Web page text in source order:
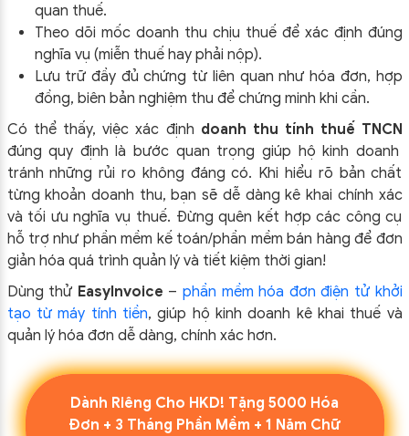
quan thuế.
Theo dõi mốc doanh thu chịu thuế để xác định đúng
nghĩa vụ (miễn thuế hay phải nộp).
Lưu trữ đầy đủ chứng từ liên quan như hóa đơn, hợp
đồng, biên bản nghiệm thu để chứng minh khi cần.
Có thể thấy, việc xác định doanh thu tính thuế TNCN
đúng quy định là bước quan trọng giúp hộ kinh doanh
tránh những rủi ro không đáng có. Khi hiểu rõ bản chất
từng khoản doanh thu, bạn sẽ dễ dàng kê khai chính xác
và tối ưu nghĩa vụ thuế. Đừng quên kết hợp các công cụ
hỗ trợ như phần mềm kế toán/phần mềm bán hàng để đơn
giản hóa quá trình quản lý và tiết kiệm thời gian!
Dùng thử EasyInvoice – phần mềm hóa đơn điện tử khởi
tạo từ máy tính tiền, giúp hộ kinh doanh kê khai thuế và
quản lý hóa đơn dễ dàng, chính xác hơn.
Dành Riêng Cho HKD! Tặng 5000 Hóa
Đơn + 3 Tháng Phần Mềm + 1 Năm Chữ